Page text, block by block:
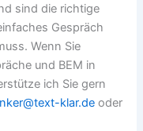
sind die richtige
Gespräch
Wenn Sie
und BEM in
ich Sie gern
klar.de oder